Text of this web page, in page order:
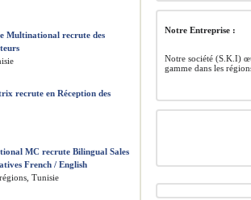
Notre Entreprise :
Notre société (S.K.I)
gamme dans les
Multinational recrute des
recrute en Réception des
MC recrute Bilingual Sales
French / English
Tunisie